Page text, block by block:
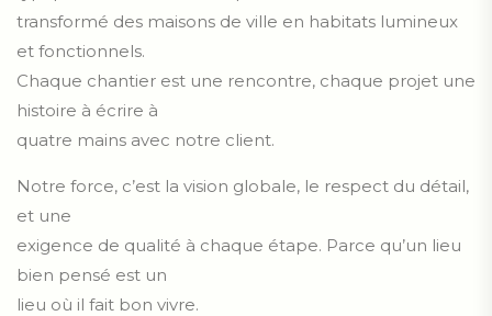
transformé des maisons de ville en habitats lumineux
et fonctionnels.
Chaque chantier est une rencontre, chaque projet une
histoire à écrire à
quatre mains avec notre client.
Notre force, c’est la vision globale, le respect du détail,
et une
exigence de qualité à chaque étape. Parce qu’un lieu
bien pensé est un
lieu où il fait bon vivre.